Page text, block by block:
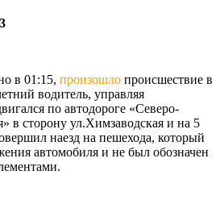
в 01:15, произошло происшествие в
водитель, управляя
по автодороге «Северо-
в сторону ул.Химзаводская и на 5
наезд на пешехода, который
автомобиля и не был обозначен